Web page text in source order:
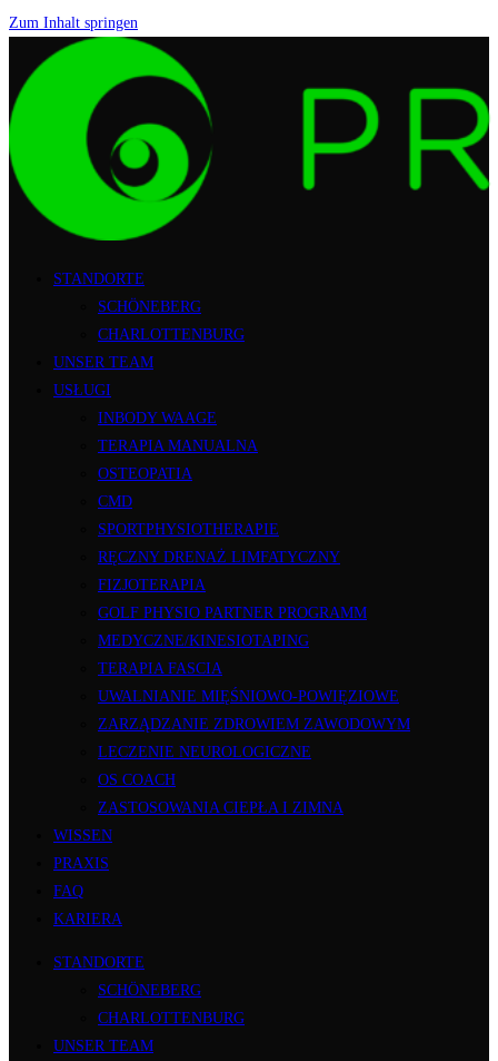
Zum Inhalt springen
STANDORTE
SCHÖNEBERG
CHARLOTTENBURG
UNSER TEAM
USŁUGI
INBODY WAAGE
TERAPIA MANUALNA
OSTEOPATIA
CMD
SPORTPHYSIOTHERAPIE
RĘCZNY DRENAŻ LIMFATYCZNY
FIZJOTERAPIA
GOLF PHYSIO PARTNER PROGRAMM
MEDYCZNE/KINESIOTAPING
TERAPIA FASCIA
UWALNIANIE MIĘŚNIOWO-POWIĘZIOWE
ZARZĄDZANIE ZDROWIEM ZAWODOWYM
LECZENIE NEUROLOGICZNE
OS COACH
ZASTOSOWANIA CIEPŁA I ZIMNA
WISSEN
PRAXIS
FAQ
KARIERA
STANDORTE
SCHÖNEBERG
CHARLOTTENBURG
UNSER TEAM